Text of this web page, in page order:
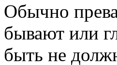
Обычно
бывают или
быть не